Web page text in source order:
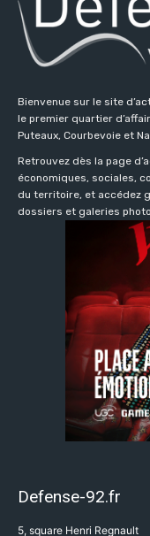
Bienvenue sur le site
le premier quartier
Puteaux, Courbevoie et
Retrouvez dès la page
économiques, sociales,
du territoire, et accédez
dossiers et galeries
Defense-92.fr
5, square Henri Regnault